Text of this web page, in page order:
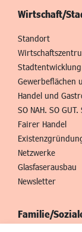
Wirtschaft/
Standort
Stadtentwicklung
Gewerbeflächen
Handel und
SO NAH. SO GUT.
Fairer Handel
Netzwerke
Glasfaserausbau
Newsletter
Familie/